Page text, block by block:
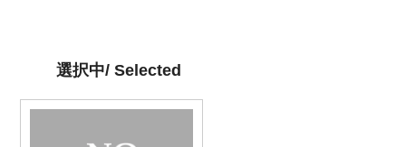
シルバー 蝶
大ボタン
直径23mm／
小ボタン直径
ゴールド
柄 大ボタン
直径23mm／
小ボタン直径
インストーン
選択中/ Selected